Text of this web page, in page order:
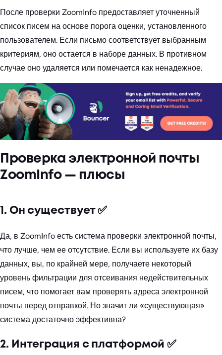
После проверки ZoomInfo предоставляет уточненный
список писем на основе порога оценки, установленного
пользователем. Если письмо соответствует выбранным
критериям, оно остается в наборе данных. В противном
случае оно удаляется или помечается как ненадежное.
Проверка электронной почты
ZoomInfo — плюсы
1. Он существует ✅
Да, в ZoomInfo есть система проверки электронной почты,
что лучше, чем ее отсутствие. Если вы используете их базу
данных, вы, по крайней мере, получаете некоторый
уровень фильтрации для отсеивания недействительных
писем, что помогает вам проверять адреса электронной
почты перед отправкой. Но значит ли «существующая»
система достаточно эффективна?
2. Интеграция с платформой ✅